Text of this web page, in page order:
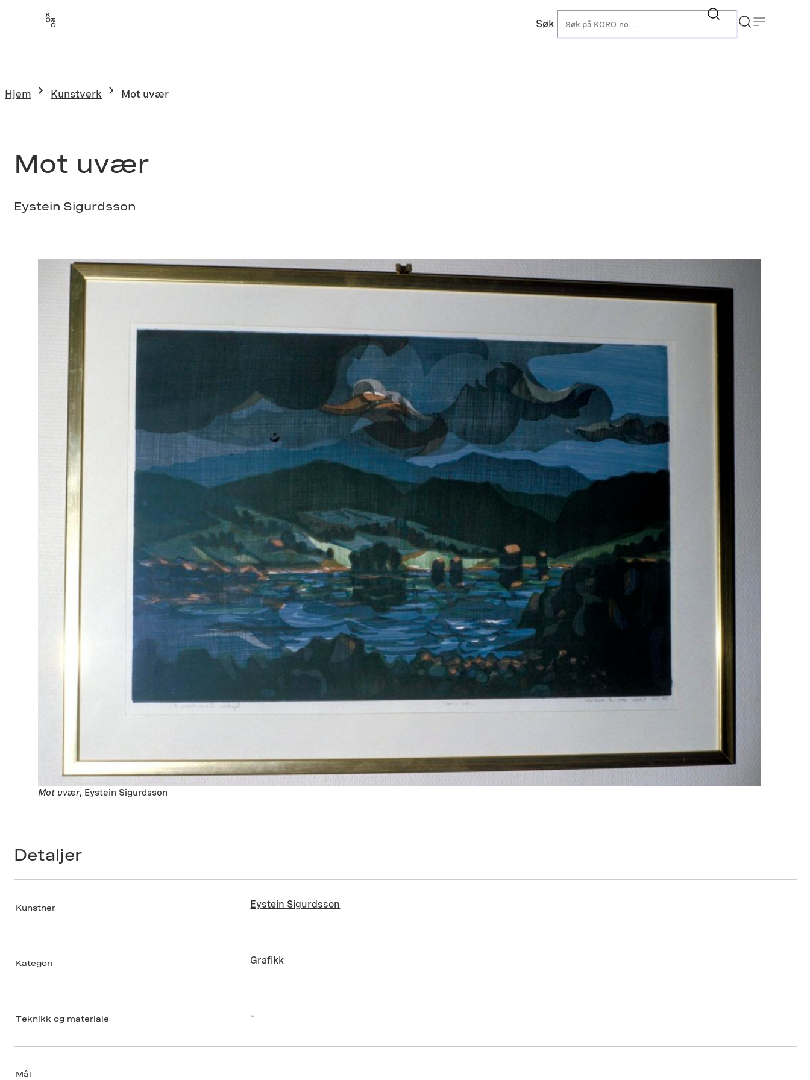
Søk
Hjem Kunstverk Mot uvær
Mot uvær
Eystein Sigurdsson
Mot uvær, Eystein Sigurdsson
Detaljer
Kunstner Eystein Sigurdsson
Kategori Grafikk
Teknikk og materiale –
Mål